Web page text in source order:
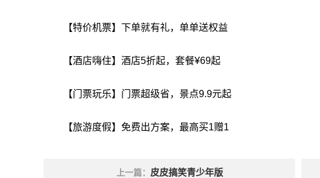
【特价机票】下单就有礼，单单送权益
【酒店嗨住】酒店5折起，套餐¥69起
【门票玩乐】门票超级省，景点9.9元起
【旅游度假】免费出方案，最高买1赠1
上一篇： 皮皮搞笑青少年版